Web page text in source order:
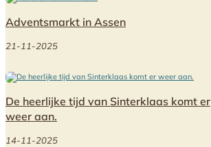
Adventsmarkt in Assen
21-11-2025
De heerlijke tijd van Sinterklaas komt er
weer aan.
14-11-2025